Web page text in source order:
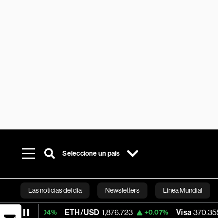
Seleccione un país
Las noticias del día Newsletters Línea Mundial
Bloomberg
ETH/USD 1,876.723 +0.07% Visa 370.355